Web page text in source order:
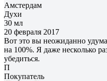
Амстердам
Духи
30 мл
20 февраля 2017
Вот это вы неожиданно
на 100%. Я даже несколько
убедиться.
П
Покупатель